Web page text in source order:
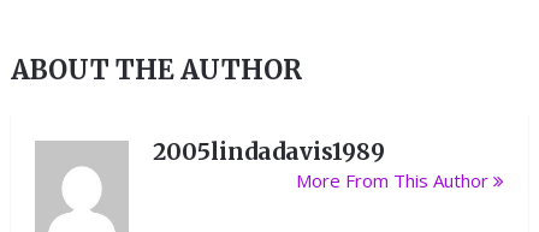
ABOUT THE AUTHOR
2005lindadavis1989
More From This Author